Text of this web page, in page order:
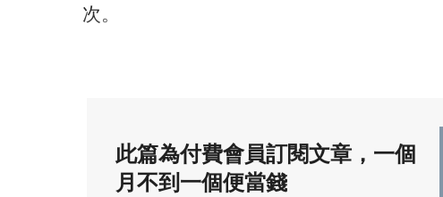
次。
此篇為付費會員訂閱文章，一個
月不到一個便當錢